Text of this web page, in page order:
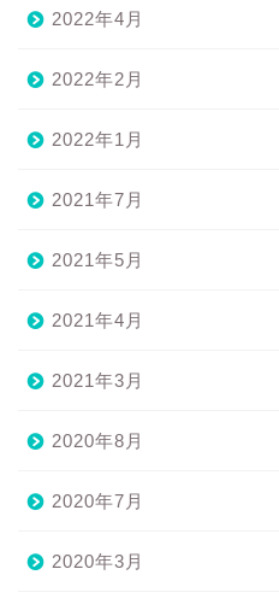
2022年4月
2022年2月
2022年1月
2021年7月
2021年5月
2021年4月
2021年3月
2020年8月
2020年7月
2020年3月